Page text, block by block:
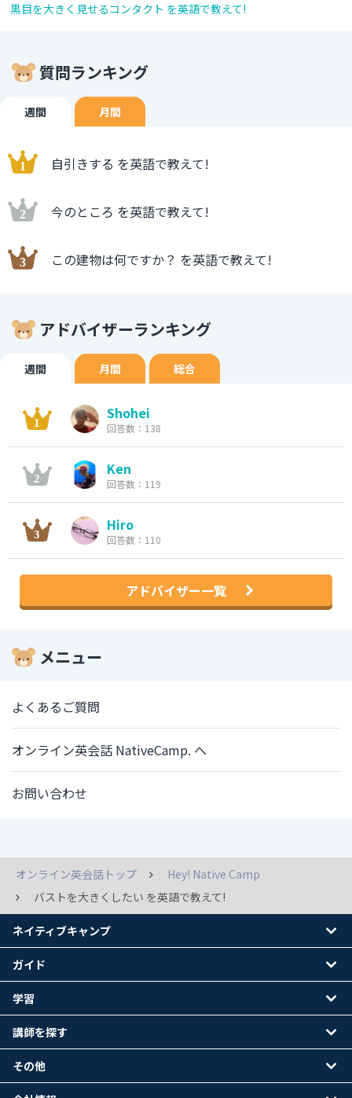
黒目を大きく見せるコンタクト を英語で教えて!
質問ランキング
週間 月間
自引きする を英語で教えて!
今のところ を英語で教えて!
この建物は何ですか？ を英語で教えて!
アドバイザーランキング
週間 月間 総合
Shohei
回答数：138
Ken
回答数：119
Hiro
回答数：110
アドバイザー一覧
メニュー
よくあるご質問
オンライン英会話 NativeCamp. へ
お問い合わせ
オンライン英会話トップ
Hey! Native Camp
バストを大きくしたい を英語で教えて!
ネイティブキャンプ
ガイド
学習
講師を探す
その他